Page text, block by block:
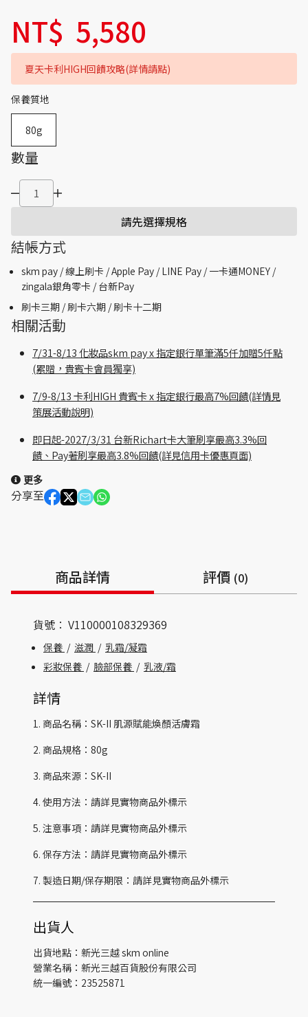
NT$ 5,580
夏天卡利HIGH回饋攻略(詳情請點)
保養質地
80g
數量
請先選擇規格
結帳方式
skm pay /線上刷卡 / Apple Pay /LINE Pay / 一卡通MONEY /
zingala銀角零卡 /台新Pay
刷卡三期 /刷卡六期 /刷卡十二期
相關活動
7/31-8/13 化妝品skm pay x 指定銀行單筆滿5仟加贈5仟點
(累贈，貴賓卡會員獨享)
7/9-8/13 卡利HIGH 貴賓卡 x 指定銀行最高7%回饋(詳情見
策展活動說明)
即日起-2027/3/31 台新Richart卡大筆刷享最高3.3%回
饋、Pay著刷享最高3.8%回饋(詳見信用卡優惠頁面)
更多
分享至
商品詳情 評價 (0)
貨號： V110000108329369
保養 / 滋潤 / 乳霜/凝霜
彩妝保養 / 臉部保養 / 乳液/霜
詳情
1. 商品名稱：SK-II 肌源賦能煥顏活膚霜
2. 商品規格：80g
3. 商品來源：SK-II
4. 使用方法：請詳見實物商品外標示
5. 注意事項：請詳見實物商品外標示
6. 保存方法：請詳見實物商品外標示
7. 製造日期/保存期限：請詳見實物商品外標示
出貨人
出貨地點：新光三越 skm online
營業名稱：新光三越百貨股份有限公司
統一編號：23525871